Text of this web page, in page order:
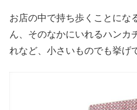
お店の中で持ち歩くことにな
ん、そのなかにいれるハンカ
れなど、小さいものでも挙げ